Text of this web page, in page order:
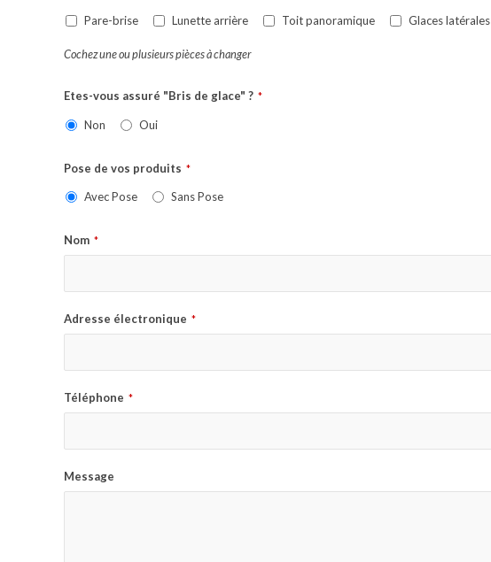
Pare-brise Lunette arrière Toit panoramique Glaces latérales
Cochez une ou plusieurs pièces à changer
Etes-vous assuré "Bris de glace" ? *
Non Oui
Pose de vos produits *
Avec Pose Sans Pose
Nom *
Adresse électronique *
Téléphone *
Message